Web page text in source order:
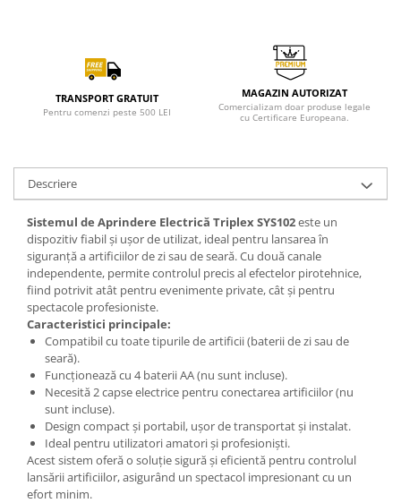
TRANSPORT GRATUIT
Pentru comenzi peste 500 LEI
MAGAZIN AUTORIZAT
Comercializam doar produse legale
cu Certificare Europeana.
Descriere
Sistemul de Aprindere Electrică Triplex SYS102este un
dispozitiv fiabil și ușor de utilizat, ideal pentru lansarea în
siguranță a artificiilor de zi sau de seară. Cu două canale
independente, permite controlul precis al efectelor pirotehnice,
fiind potrivit atât pentru evenimente private, cât și pentru
spectacole profesioniste.
Caracteristici principale:
Compatibil cu toate tipurile de artificii (baterii de zi sau de
seară).
Funcționează cu 4 baterii AA (nu sunt incluse).
Necesită 2 capse electrice pentru conectarea artificiilor (nu
sunt incluse).
Design compact și portabil, ușor de transportat și instalat.
Ideal pentru utilizatori amatori și profesioniști.
Acest sistem oferă o soluție sigură și eficientă pentru controlul
lansării artificiilor, asigurând un spectacol impresionant cu un
efort minim.